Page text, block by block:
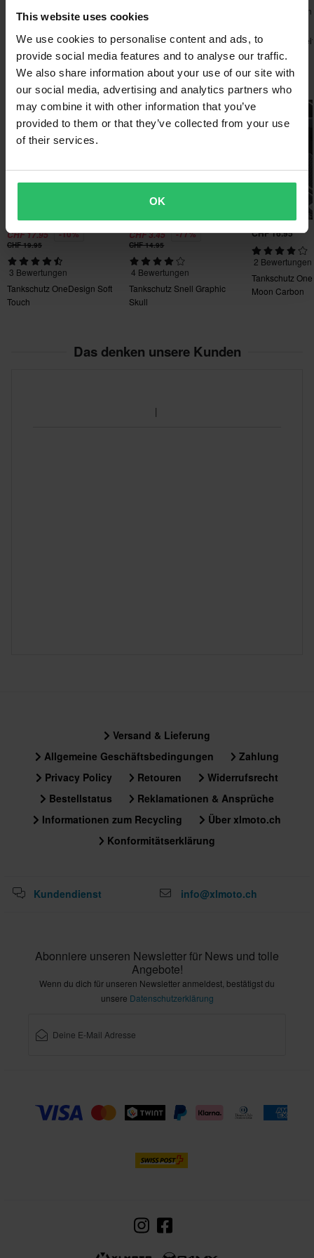
This website uses cookies
We use cookies to personalise content and ads, to
provide social media features and to analyse our traffic.
We also share information about your use of our site with
our social media, advertising and analytics partners who
may combine it with other information that you’ve
provided to them or that they’ve collected from your use
of their services.
OK
Kostenloser Versand über 200CHF*
Bestellungen über 200CHF werden kostenlos versendet! *Bitte
beachten: Dies gilt nicht für sperrige Produkte!
60-Tage-Rückgaberecht*
Du kannst deine Bestellung innerhalb von 60 Tagen
zurückgeben. Rücksendekosten fallen an. *Das Rückgaberecht
Weitere Einzelheiten und Bedingungen finden Sie in der Rubrik
Senden
Bremsflüssigkeitsbehälter
1 Bewertungen
quick-action für Accossato
1 Bewertungen
Accossato 45
Beliebt in Tankschutz
CHF 17.95 -10%
CHF 19.95
3 Bewertungen
Tankschutz OneDesign Soft
Touch
Hammerpreis!
CHF 3.45 -77%
CHF 14.95
4 Bewertungen
Tankschutz Snell Graphic
Skull
CHF 16.95
2 Bewertungen
Tankschutz
Moon Carbon
Das denken unsere Kunden
Versand & Lieferung
Allgemeine Geschäftsbedingungen
Zahlung
Privacy Policy
Retouren
Widerrufsrecht
Bestellstatus
Reklamationen & Ansprüche
Informationen zum Recycling
Über xlmoto.ch
Konformitätserklärung
Kundendienst info@xlmoto.ch
Abonniere unseren Newsletter für News und tolle
Angebote!
Wenn du dich für unseren Newsletter anmeldest, bestätigst du
unsere Datenschutzerklärung